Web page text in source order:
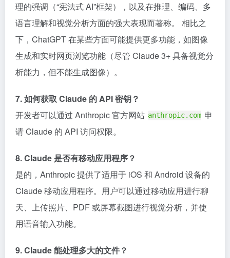
理的强调（“宪法式 AI”框架），以及在推理、编码、多
语言理解和视觉分析方面的强大表现而著称。 相比之
下，ChatGPT 在某些方面可能提供更多功能，如图像
生成和实时网页浏览功能（尽管 Claude 3+ 具备视觉分
析能力，但不能生成图像）。
7. 如何获取 Claude 的 API 密钥？
开发者可以通过 Anthropic 官方网站 anthropic.com 申
请 Claude 的 API 访问权限。
8. Claude 是否有移动应用程序？
是的，Anthropic 提供了适用于 iOS 和 Android 设备的
Claude 移动应用程序。用户可以通过移动应用进行聊
天、上传照片、PDF 或屏幕截图进行视觉分析，并使
用语音输入功能。
9. Claude 能处理多大的文件？